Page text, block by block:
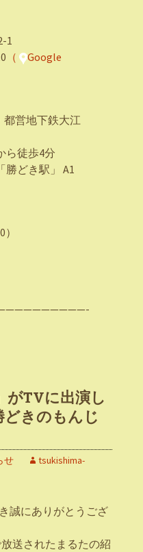
1
（
Google
都営地下鉄大江
ら徒歩4分
勝どき駅」 A1
がTVに出演し
どきのもんじ
せ
tsukishima-
誠にありがとうござ
送されたまるたの紹